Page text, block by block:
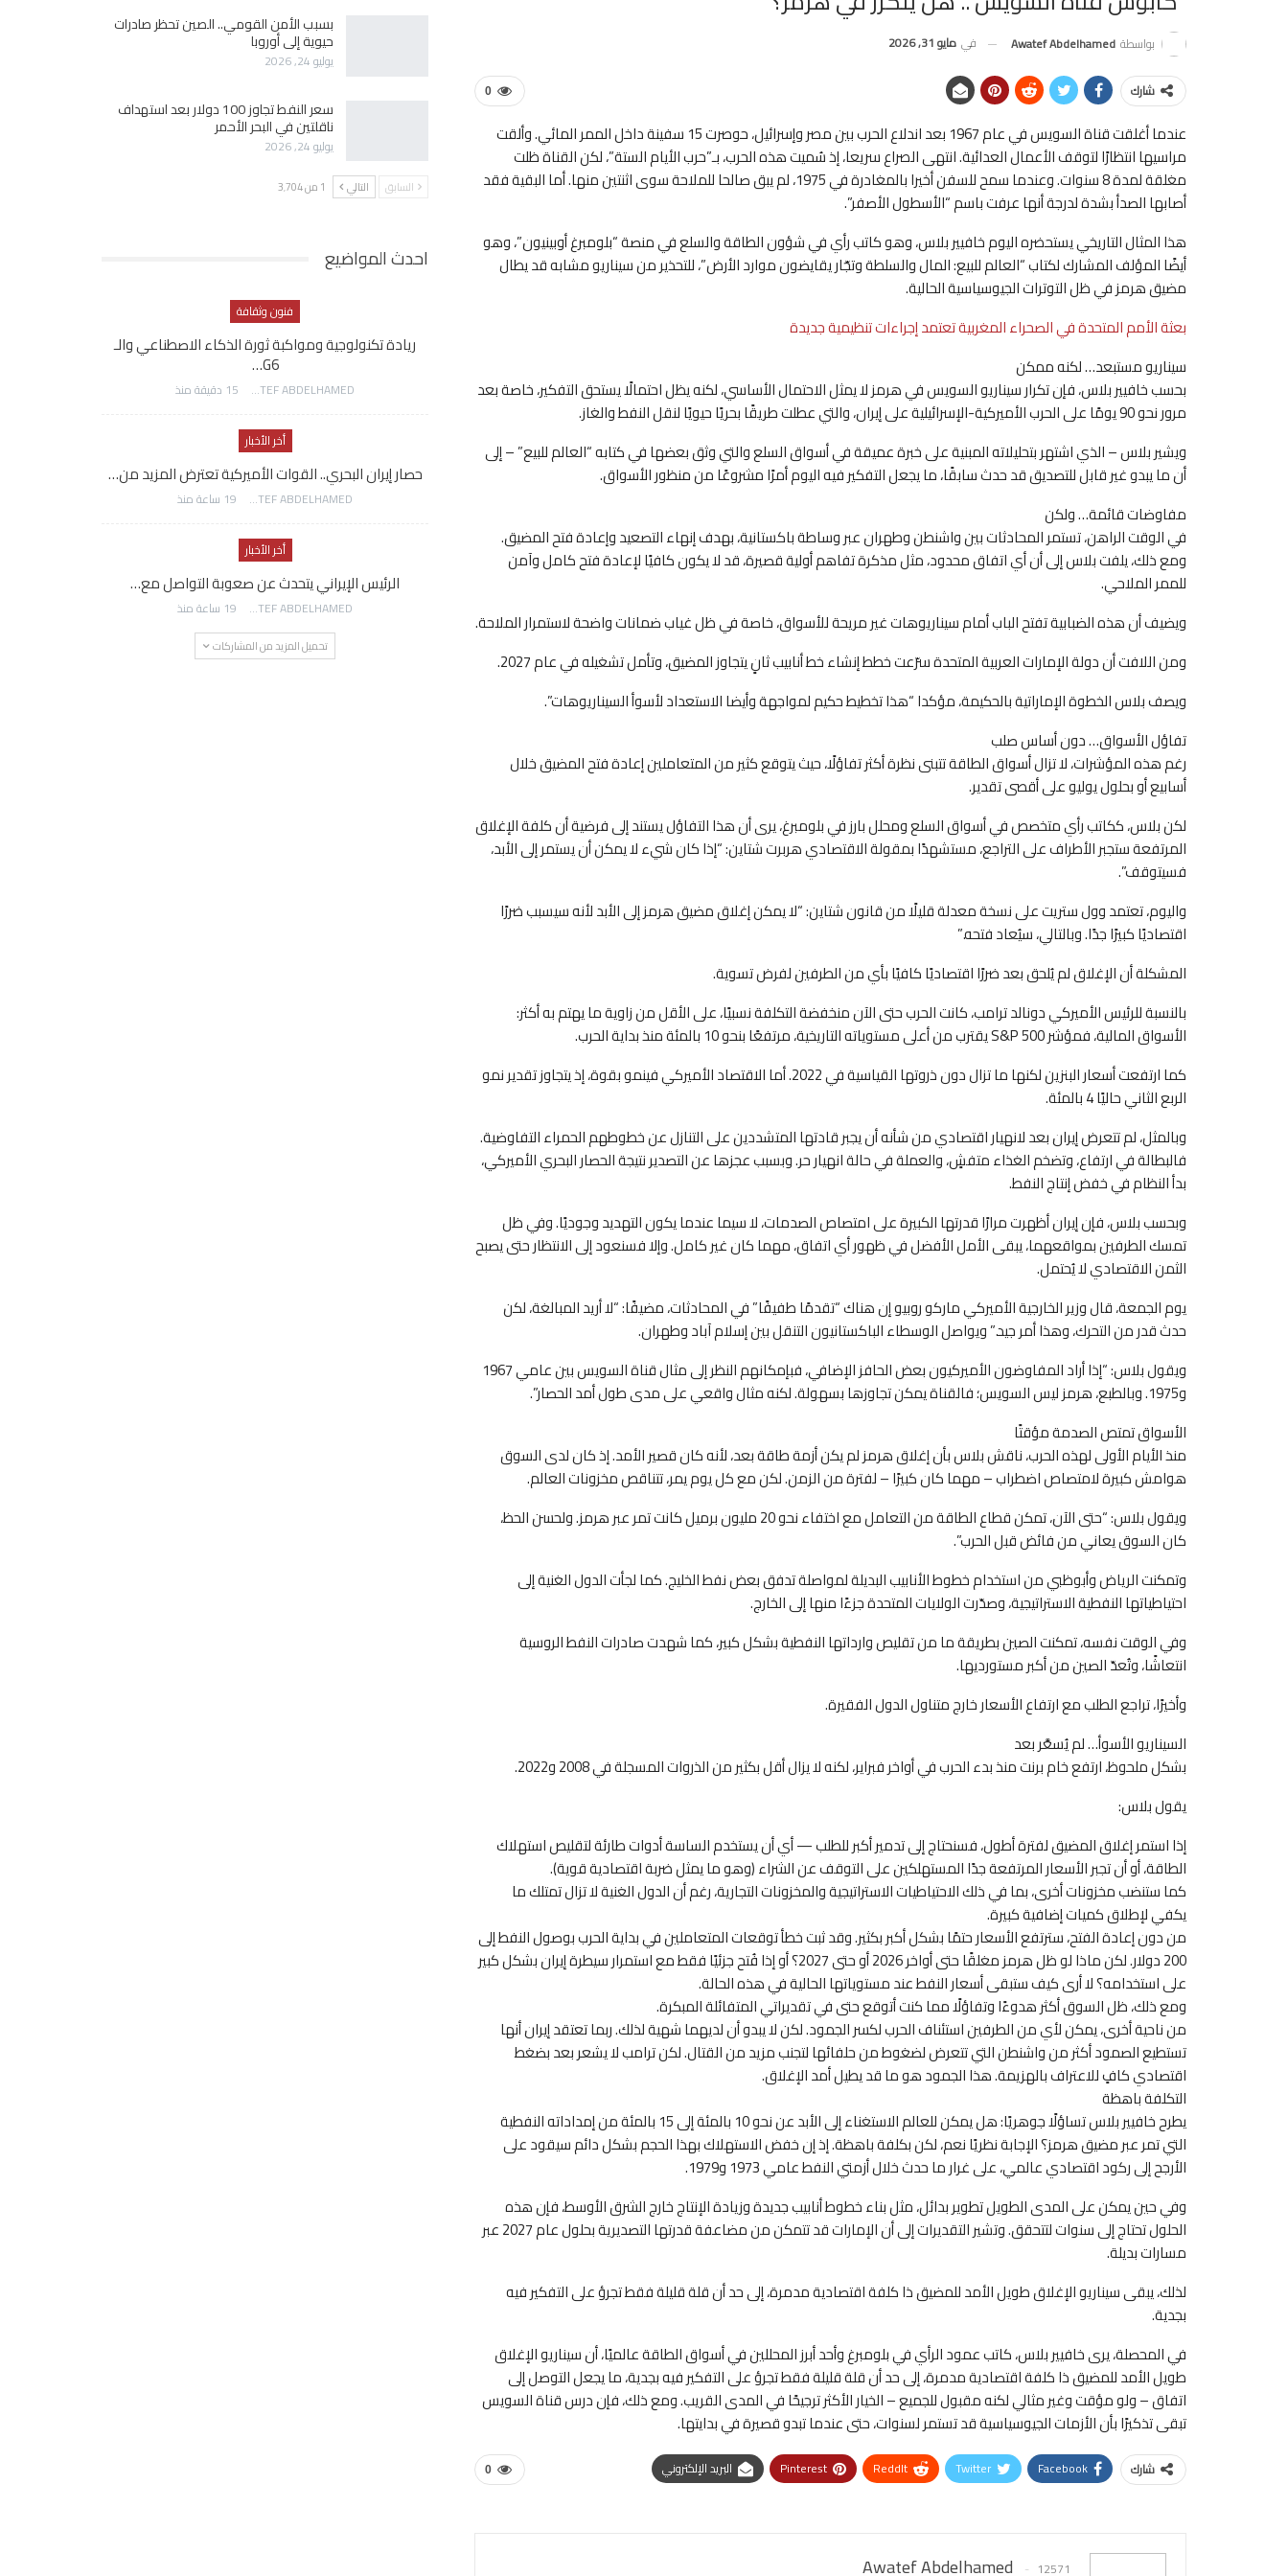
بواسطة Awatef Abdelhamed في مايو 31, 2026
0 شارك
عندما أغلقت قناة السويس في عام 1967 بعد اندلاع الحرب بين مصر وإسرائيل، حوصرت 15 سفينة داخل الممر المائي. وألقت
مراسيها انتظارًا لتوقف الأعمال العدائية. انتهى الصراع سريعا، إذ سُميت هذه الحرب، بـ”حرب الأيام الستة”، لكن القناة ظلت
مغلقة لمدة 8 سنوات. وعندما سمح للسفن أخيرا بالمغادرة في 1975، لم يبق صالحا للملاحة سوى اثنتين منها. أما البقية فقد
أصابها الصدأ بشدة لدرجة أنها عرفت باسم “الأسطول الأصفر”.
هذا المثال التاريخي يستحضره اليوم خافيير بلاس، وهو كاتب رأي في شؤون الطاقة والسلع في منصة “بلومبرغ أوبينيون”، وهو
أيضًا المؤلف المشارك لكتاب “العالم للبيع: المال والسلطة وتجّار يقايضون موارد الأرض”، للتحذير من سيناريو مشابه قد يطال
مضيق هرمز في ظل التوترات الجيوسياسية الحالية.
بعثة الأمم المتحدة في الصحراء المغربية تعتمد إجراءات تنظيمية جديدة
سيناريو مستبعد… لكنه ممكن
بحسب خافيير بلاس، فإن تكرار سيناريو السويس في هرمز لا يمثل الاحتمال الأساسي، لكنه يظل احتمالًا يستحق التفكير، خاصة بعد
مرور نحو 90 يومًا على الحرب الأميركية-الإسرائيلية على إيران، والتي عطلت طريقًا بحريًا حيويًا لنقل النفط والغاز.
ويشير بلاس – الذي اشتهر بتحليلاته المبنية على خبرة عميقة في أسواق السلع والتي وثق بعضها في كتابه “العالم للبيع” – إلى
أن ما يبدو غير قابل للتصديق قد حدث سابقًا، ما يجعل التفكير فيه اليوم أمرًا مشروعًا من منظور الأسواق.
مفاوضات قائمة… ولكن
في الوقت الراهن، تستمر المحادثات بين واشنطن وطهران عبر وساطة باكستانية، بهدف إنهاء التصعيد وإعادة فتح المضيق.
ومع ذلك، يلفت بلاس إلى أن أي اتفاق محدود، مثل مذكرة تفاهم أولية قصيرة، قد لا يكون كافيًا لإعادة فتح كامل وآمن
للممر الملاحي.
ويضيف أن هذه الضبابية تفتح الباب أمام سيناريوهات غير مريحة للأسواق، خاصة في ظل غياب ضمانات واضحة لاستمرار الملاحة.
ومن اللافت أن دولة الإمارات العربية المتحدة سرّعت خطط إنشاء خط أنابيب ثانٍ يتجاوز المضيق، وتأمل تشغيله في عام 2027.
ويصف بلاس الخطوة الإماراتية بالحكيمة، مؤكدا “هذا تخطيط حكيم لمواجهة وأيضا الاستعداد لأسوأ السيناريوهات”.
تفاؤل الأسواق… دون أساس صلب
رغم هذه المؤشرات، لا تزال أسواق الطاقة تتبنى نظرة أكثر تفاؤلًا، حيث يتوقع كثير من المتعاملين إعادة فتح المضيق خلال
أسابيع أو بحلول يوليو على أقصى تقدير.
لكن بلاس، ككاتب رأي متخصص في أسواق السلع ومحلل بارز في بلومبرغ، يرى أن هذا التفاؤل يستند إلى فرضية أن كلفة الإغلاق
المرتفعة ستجبر الأطراف على التراجع، مستشهدًا بمقولة الاقتصادي هربرت شتاين: “إذا كان شيء لا يمكن أن يستمر إلى الأبد،
فسيتوقف”.
واليوم، تعتمد وول ستريت على نسخة معدلة قليلًا من قانون شتاين: “لا يمكن إغلاق مضيق هرمز إلى الأبد لأنه سيسبب ضررًا
اقتصاديًا كبيرًا جدًا. وبالتالي، سيُعاد فتحه.”
المشكلة أن الإغلاق لم يُلحق بعد ضررًا اقتصاديًا كافيًا بأي من الطرفين لفرض تسوية.
بالنسبة للرئيس الأميركي دونالد ترامب، كانت الحرب حتى الآن منخفضة التكلفة نسبيًا، على الأقل من زاوية ما يهتم به أكثر:
الأسواق المالية، فمؤشر S&P 500 يقترب من أعلى مستوياته التاريخية، مرتفعًا بنحو 10 بالمئة منذ بداية الحرب.
كما ارتفعت أسعار البنزين لكنها ما تزال دون ذروتها القياسية في 2022. أما الاقتصاد الأميركي فينمو بقوة، إذ يتجاوز تقدير نمو
الربع الثاني حاليًا 4 بالمئة.
وبالمثل، لم تتعرض إيران بعد لانهيار اقتصادي من شأنه أن يجبر قادتها المتشددين على التنازل عن خطوطهم الحمراء التفاوضية.
فالبطالة في ارتفاع، وتضخم الغذاء متفشٍ، والعملة في حالة انهيار حر. وبسبب عجزها عن التصدير نتيجة الحصار البحري الأميركي،
بدأ النظام في خفض إنتاج النفط.
وبحسب بلاس، فإن إيران أظهرت مرارًا قدرتها الكبيرة على امتصاص الصدمات، لا سيما عندما يكون التهديد وجوديًا. وفي ظل
تمسك الطرفين بمواقعهما، يبقى الأمل الأفضل في ظهور أي اتفاق، مهما كان غير كامل. وإلا فسنعود إلى الانتظار حتى يصبح
الثمن الاقتصادي لا يُحتمل.
يوم الجمعة، قال وزير الخارجية الأميركي ماركو روبيو إن هناك “تقدمًا طفيفًا” في المحادثات، مضيفًا: “لا أريد المبالغة، لكن
حدث قدر من التحرك، وهذا أمر جيد.” ويواصل الوسطاء الباكستانيون التنقل بين إسلام آباد وطهران.
ويقول بلاس: “إذا أراد المفاوضون الأميركيون بعض الحافز الإضافي، فبإمكانهم النظر إلى مثال قناة السويس بين عامي 1967
و1975. وبالطبع، هرمز ليس السويس؛ فالقناة يمكن تجاوزها بسهولة. لكنه مثال واقعي على مدى طول أمد الحصار”.
الأسواق تمتص الصدمة مؤقتًا
منذ الأيام الأولى لهذه الحرب، ناقش بلاس بأن إغلاق هرمز لم يكن أزمة طاقة بعد، لأنه كان قصير الأمد. إذ كان لدى السوق
هوامش كبيرة لامتصاص اضطراب – مهما كان كبيرًا – لفترة من الزمن. لكن مع كل يوم يمر، تتناقص مخزونات العالم.
ويقول بلاس: “حتى الآن، تمكن قطاع الطاقة من التعامل مع اختفاء نحو 20 مليون برميل كانت تمر عبر هرمز. ولحسن الحظ،
كان السوق يعاني من فائض قبل الحرب”.
وتمكنت الرياض وأبوظبي من استخدام خطوط الأنابيب البديلة لمواصلة تدفق بعض نفط الخليج. كما لجأت الدول الغنية إلى
احتياطياتها النفطية الاستراتيجية، وصدّرت الولايات المتحدة جزءًا منها إلى الخارج.
وفي الوقت نفسه، تمكنت الصين بطريقة ما من تقليص وارداتها النفطية بشكل كبير، كما شهدت صادرات النفط الروسية
انتعاشًا، وتُعدّ الصين من أكبر مستورديها.
وأخيرًا، تراجع الطلب مع ارتفاع الأسعار خارج متناول الدول الفقيرة.
السيناريو الأسوأ… لم يُسعَّر بعد
بشكل ملحوظ، ارتفع خام برنت منذ بدء الحرب في أواخر فبراير، لكنه لا يزال أقل بكثير من الذروات المسجلة في 2008 و2022.
يقول بلاس:
إذا استمر إغلاق المضيق لفترة أطول، فسنحتاج إلى تدمير أكبر للطلب — أي أن يستخدم الساسة أدوات طارئة لتقليص استهلاك
الطاقة، أو أن تجبر الأسعار المرتفعة جدًا المستهلكين على التوقف عن الشراء (وهو ما يمثل ضربة اقتصادية قوية).
كما ستنضب مخزونات أخرى، بما في ذلك الاحتياطيات الاستراتيجية والمخزونات التجارية، رغم أن الدول الغنية لا تزال تمتلك ما
يكفي لإطلاق كميات إضافية كبيرة.
من دون إعادة الفتح، سترتفع الأسعار حتمًا بشكل أكبر بكثير. وقد ثبت خطأ توقعات المتعاملين في بداية الحرب بوصول النفط إلى
200 دولار. لكن ماذا لو ظل هرمز مغلقًا حتى أواخر 2026 أو حتى 2027؟ أو إذا فُتح جزئيًا فقط مع استمرار سيطرة إيران بشكل كبير
على استخدامه؟ لا أرى كيف ستبقى أسعار النفط عند مستوياتها الحالية في هذه الحالة.
ومع ذلك، ظل السوق أكثر هدوءًا وتفاؤلًا مما كنت أتوقع حتى في تقديراتي المتفائلة المبكرة.
من ناحية أخرى، يمكن لأي من الطرفين استئناف الحرب لكسر الجمود. لكن لا يبدو أن لديهما شهية لذلك. ربما تعتقد إيران أنها
تستطيع الصمود أكثر من واشنطن التي تتعرض لضغوط من حلفائها لتجنب مزيد من القتال. لكن ترامب لا يشعر بعد بضغط
اقتصادي كافٍ للاعتراف بالهزيمة. هذا الجمود هو ما قد يطيل أمد الإغلاق.
التكلفة باهظة
يطرح خافيير بلاس تساؤلًا جوهريًا: هل يمكن للعالم الاستغناء إلى الأبد عن نحو 10 بالمئة إلى 15 بالمئة من إمداداته النفطية
التي تمر عبر مضيق هرمز؟ الإجابة نظريًا نعم، لكن بكلفة باهظة. إذ إن خفض الاستهلاك بهذا الحجم بشكل دائم سيقود على
الأرجح إلى ركود اقتصادي عالمي، على غرار ما حدث خلال أزمتي النفط عامي 1973 و1979.
وفي حين يمكن على المدى الطويل تطوير بدائل، مثل بناء خطوط أنابيب جديدة وزيادة الإنتاج خارج الشرق الأوسط، فإن هذه
الحلول تحتاج إلى سنوات لتتحقق. وتشير التقديرات إلى أن الإمارات قد تتمكن من مضاعفة قدرتها التصديرية بحلول عام 2027 عبر
مسارات بديلة.
لذلك، يبقى سيناريو الإغلاق طويل الأمد للمضيق ذا كلفة اقتصادية مدمرة، إلى حد أن قلة قليلة فقط تجرؤ على التفكير فيه
بجدية.
في المحصلة، يرى خافيير بلاس، كاتب عمود الرأي في بلومبرغ وأحد أبرز المحللين في أسواق الطاقة عالميًا، أن سيناريو الإغلاق
طويل الأمد للمضيق ذا كلفة اقتصادية مدمرة، إلى حد أن قلة قليلة فقط تجرؤ على التفكير فيه بجدية، ما يجعل التوصل إلى
اتفاق – ولو مؤقت وغير مثالي لكنه مقبول للجميع – الخيار الأكثر ترجيحًا في المدى القريب. ومع ذلك، فإن درس قناة السويس
تبقى تذكيرًا بأن الأزمات الجيوسياسية قد تستمر لسنوات، حتى عندما تبدو قصيرة في بدايتها.
0 شارك Facebook
Twitter
ReddIt
Pinterest البريد الإلكتروني
Awatef Abdelhamed 12571
بسبب الأمن القومي.. الصين تحظر صادرات
حيوية إلى أوروبا
يوليو 24, 2026
سعر النفط تجاوز 100 دولار بعد استهداف
ناقلتين في البحر الأحمر
يوليو 24, 2026
السابق التالي 1 من 3٬704
احدث المواضيع
فنون وثقافة
ريادة تكنولوجية ومواكبة ثورة الذكاء الاصطناعي والـ
G6…
AWATEF ABDELHAMED 15 دقيقة منذ
أخر الأخبار
حصار إيران البحري.. القوات الأميركية تعترض المزيد من…
AWATEF ABDELHAMED 19 ساعة منذ
أخر الأخبار
الرئيس الإيراني يتحدث عن صعوبة التواصل مع…
AWATEF ABDELHAMED 19 ساعة منذ
تحميل المزيد من المشاركات